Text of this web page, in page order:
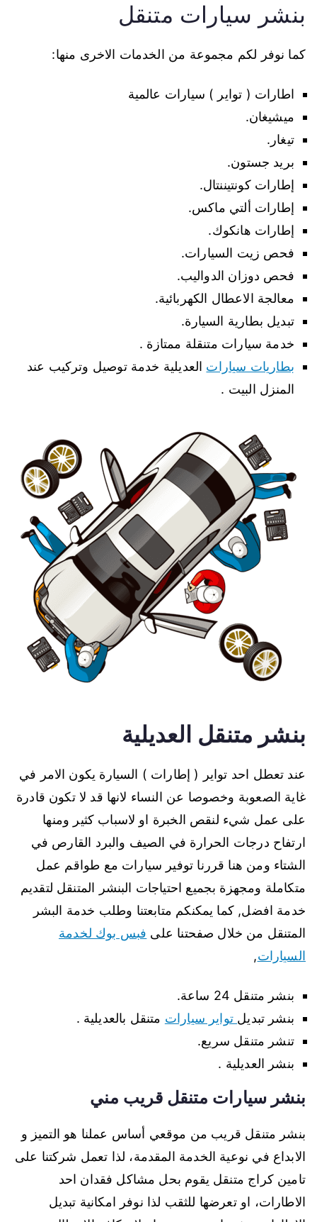
بنشر سيارات متنقل
كما نوفر لكم مجموعة من الخدمات الاخرى منها:
اطارات ( تواير ) سيارات عالمية
ميشيغان.
تيغار.
بريد جستون.
إطارات كونتيننتال.
إطارات ألتي ماكس.
إطارات هانكوك.
فحص زيت السيارات.
فحص دوزان الدواليب.
معالجة الاعطال الكهربائية.
تبديل بطارية السيارة.
خدمة سيارات متنقلة ممتازة .
بطاريات سيارات العديلية خدمة توصيل وتركيب عند
المنزل البيت .
بنشر متنقل العديلية
عند تعطل احد تواير ( إطارات ) السيارة يكون الامر في
غاية الصعوبة وخصوصا عن النساء لانها قد لا تكون قادرة
على عمل شيء لنقص الخبرة او لاسباب كثير ومنها
ارتفاح درجات الحرارة في الصيف والبرد القارص في
الشتاء ومن هنا قررنا توفير سيارات مع طواقم عمل
متكاملة ومجهزة بجميع احتياجات البنشر المتنقل لتقديم
خدمة افضل, كما يمكنكم متابعتنا وطلب خدمة البشر
المتنقل من خلال صفحتنا على فبس بوك لخدمة
السيارات,
بنشر متنقل 24 ساعة.
بنشر تبديل تواير سيارات متنقل بالعديلية .
تنشر متنقل سريع.
بنشر العديلية .
بنشر سيارات متنقل قريب مني
بنشر متنقل قريب من موقعي أساس عملنا هو التميز و
الابداع في نوعية الخدمة المقدمة، لذا تعمل شركتنا على
تامين كراج متنقل يقوم بحل مشاكل فقدان احد
الاطارات، او تعرضها للثقب لذا نوفر امكانية تبديل